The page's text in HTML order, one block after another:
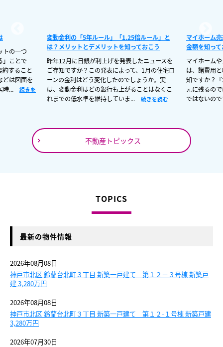
トの一つ
」ことで
約すること
どは図面を
時... 続きを
変動金利の「5年ルール」「1.25倍ルール」と
は？メリットとデメリットを知っておこう
昨年12月に日銀が利上げを発表したニュースを
ご存知ですか？この発表によって、1月の住宅ロ
ーンの金利はどう変化したのでしょうか。実
は、変動金利はどの銀行も上がることはなくこ
れまでの低水準を維持していま... 続きを読む
マイホーム
金額を知っ
マイホーム
は、諸費用
知ですか？
元に残るの
ではないの
不動産トピックス
TOPICS
最新の物件情報
2026年08月08日
神戸市北区 鈴蘭台北町３丁目 新築一戸建て 第１２－３号棟 新築戸
建 3,280万円
2026年08月08日
神戸市北区 鈴蘭台北町３丁目 新築一戸建て 第１２-１号棟 新築戸建
3,280万円
2026年07月30日